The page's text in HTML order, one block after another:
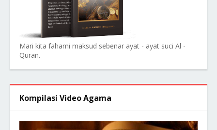
Mari kita fahami maksud sebenar ayat - ayat suci Al -
Quran.
Kompilasi Video Agama